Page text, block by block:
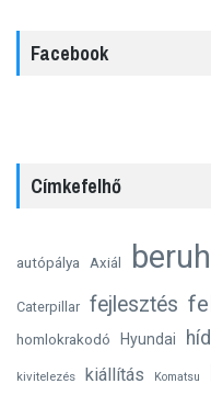
Facebook
Címkefelhő
autópálya Axiál
Caterpillar fejlesztés
homlokrakodó Hyundai híd
kivitelezés kiállítás Komatsu